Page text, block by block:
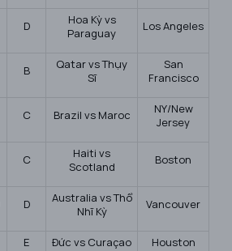
D
Hoa Kỳ vs
Paraguay
Los Angeles
B
Qatar vs Thụy
Sĩ
San
Francisco
C Brazil vs Maroc
NY/New
Jersey
C
Haiti vs
Scotland
Boston
D
Australia vs Thổ
Nhĩ Kỳ
Vancouver
E Đức vs Curaçao Houston